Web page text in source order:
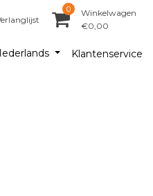
0
Winkelwagen
€0,00
Klantenservice